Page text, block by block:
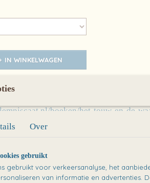
IN WINKELWAGEN
en de waarheid door Marco Kunst en Jeska
boeken/het-touw-en-de-
Over
gebruikt
gebruikt voor verkeersanalyse, het
van informatie en advertenties.